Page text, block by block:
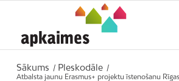
Sākums / Pleskodāle /
Atbalsta jaunu Erasmus+ projektu īstenošanu